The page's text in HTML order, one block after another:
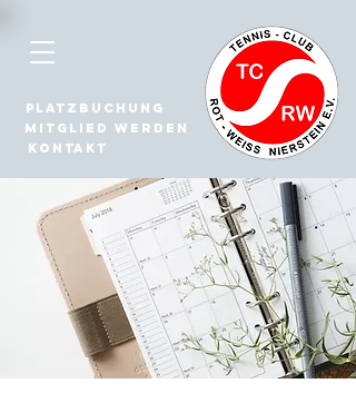
Mitglied werden
Kontakt
Platzbuchung